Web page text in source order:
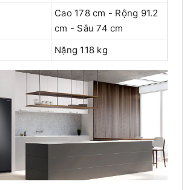
Cao 178 cm - Rộng 91.2
cm - Sâu 74 cm
Nặng 118 kg